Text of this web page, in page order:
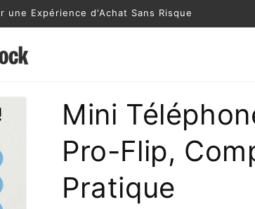
une Expérience d'Achat Sans Risque
Mini
Pro-Flip,
Pratique